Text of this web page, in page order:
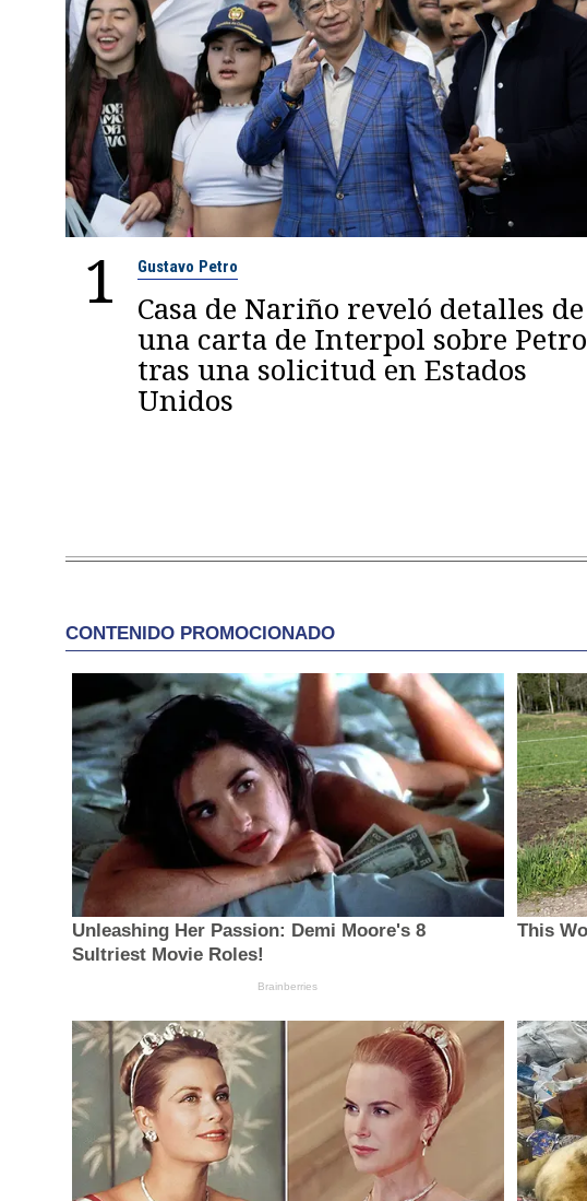
1 Gustavo Petro
Casa de Nariño reveló detalles de
una carta de Interpol sobre Petro
tras una solicitud en Estados
Unidos